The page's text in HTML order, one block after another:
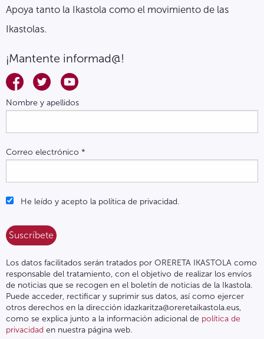
Apoya tanto la Ikastola como el movimiento de las
Ikastolas.
¡Mantente informad@!
Nombre y apellidos
Correo electrónico *
He leído y acepto la política de privacidad.
Los datos facilitados serán tratados por ORERETA IKASTOLA como
responsable del tratamiento, con el objetivo de realizar los envíos
de noticias que se recogen en el boletín de noticias de la Ikastola.
Puede acceder, rectificar y suprimir sus datos, así como ejercer
otros derechos en la dirección idazkaritza@oreretaikastola.eus,
como se explica junto a la información adicional de política de
privacidad en nuestra página web.